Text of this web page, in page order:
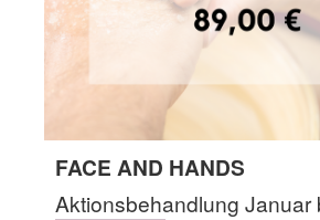
FACE AND HANDS
Aktionsbehandlung Januar